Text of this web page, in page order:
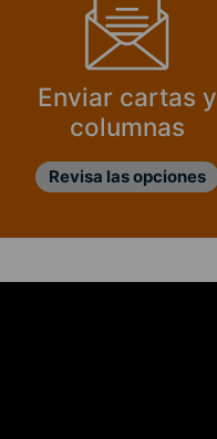
Enviar cartas y
columnas
Revisa las opciones